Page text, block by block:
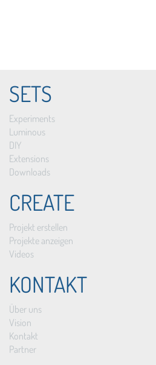
SETS
Experiments
Luminous
DIY
Extensions
Downloads
CREATE
Projekt erstellen
Projekte anzeigen
Videos
KONTAKT
Über uns
Vision
Kontakt
Partner